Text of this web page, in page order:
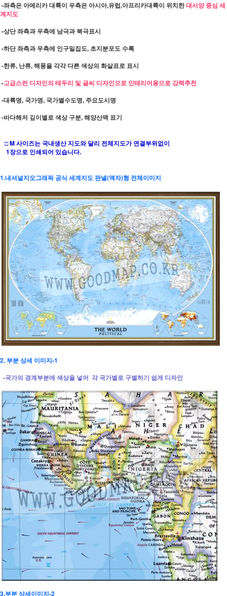
-좌측은 아메리카 대륙이 우측은 아시아,유럽,아프리카대륙이 위치한대서양 중심 세
계지도
-상단 좌측과 우측에 남극과 북극표시
-하단 좌측과 우측에 인구밀집도, 초지분포도 수록
-한류, 난류, 해풍을 각각 다른 색상의 화살표로 표시
-고급스런 디자인의 테두리 및 글씨 디자인으로 인테리어용으로 강력추천
-대륙명, 국가명, 국가별수도명, 주요도시명
-바다해저 깊이별로 색상 구분, 해양산맥 표기
□ M 사이즈는 국내생산 지도와 달리 전체지도가 연결부위없이
1장으로 인쇄되어 있습니다.
1.내셔널지오그래픽 공식 세계지도 판넬(액자)형 전체이미지
2. 부분 상세 이미지-1
-국가의 경계부분에 색상을 넣어 각 국가별로 구별하기 쉽게 디자인
3.부분 상세이미지-2